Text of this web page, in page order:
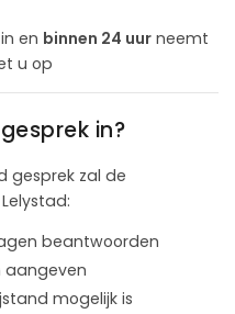
en binnen 24 uur neemt
u op
in?
gesprek zal de
beantwoorden
aangeven
mogelijk is